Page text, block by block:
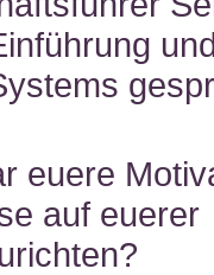
euere
auf euerer